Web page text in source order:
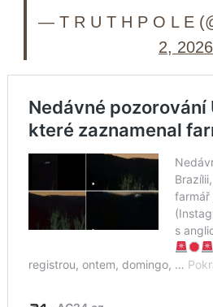
— T R U T H P O L E
2, 2026